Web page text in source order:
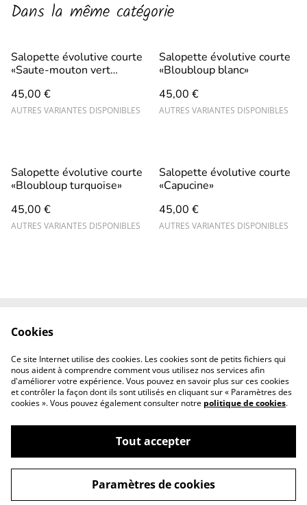
Dans la même catégorie
Salopette évolutive courte
«Saute-mouton vert
45,00 €
AUTRES VARIANTES DISPONIBLES
Salopette évolutive courte
«Bloubloup blanc»
45,00 €
AUTRES VARIANTES DISPONIBLES
Salopette évolutive courte
«Bloubloup turquoise»
45,00 €
AUTRES VARIANTES DISPONIBLES
Salopette évolutive courte
«Capucine»
45,00 €
AUTRES VARIANTES DISPONIBLES
professionnels
©2026Solsie couture
powered by
Cookies
Ce site Internet utilise des cookies. Les cookies sont de petits fichiers qui
nous aident à comprendre comment vous utilisez nos services afin
d'améliorer votre expérience. Vous pouvez en savoir plus sur ces cookies
et contrôler la façon dont ils sont utilisés en cliquant sur « Paramètres des
cookies ». Vous pouvez également consulter notre politique de cookies.
Tout accepter
Paramètres de cookies